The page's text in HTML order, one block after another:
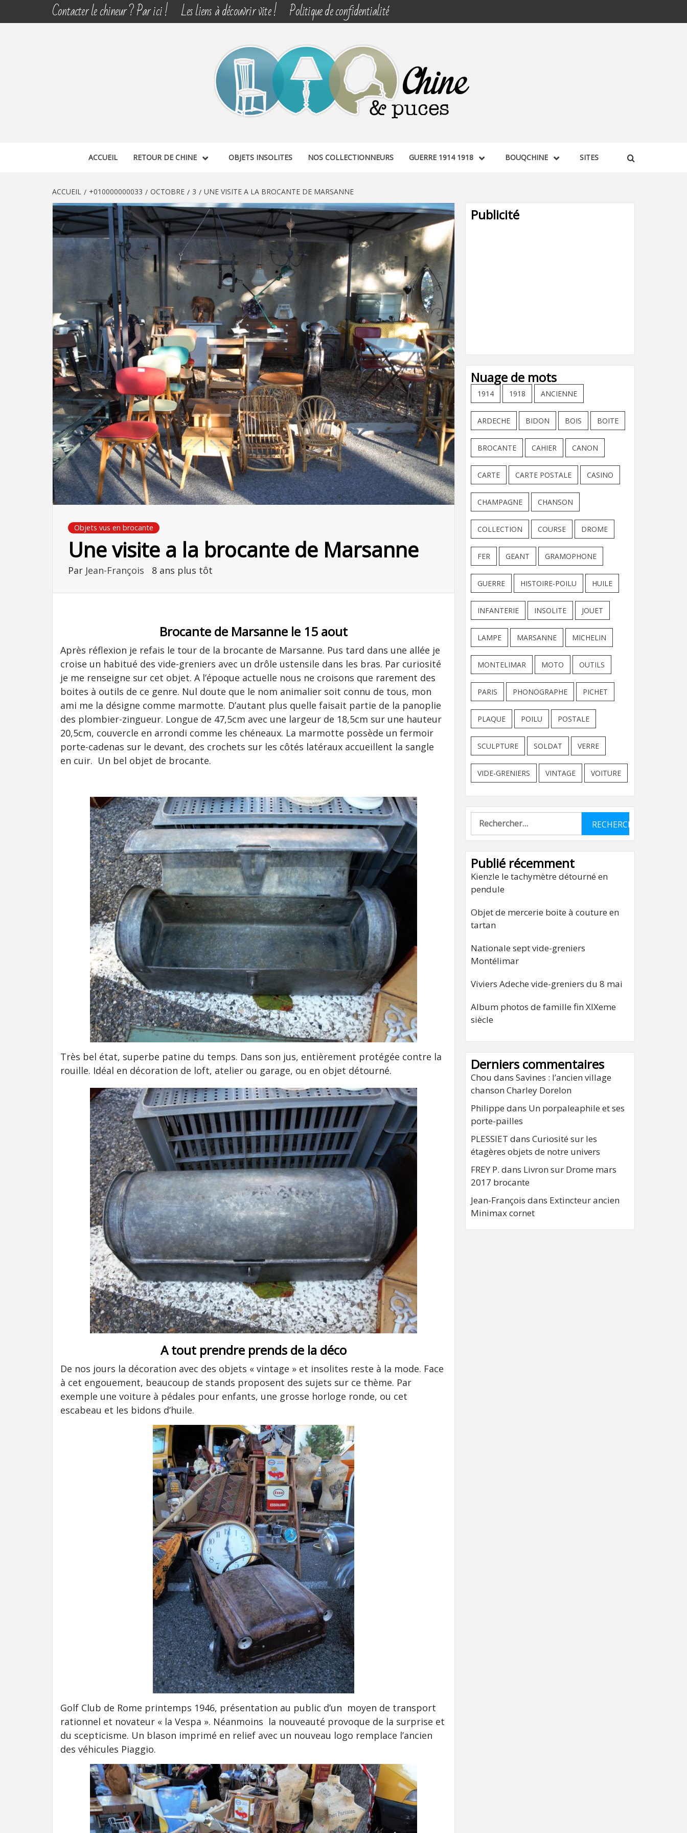
Contacter le chineur ? Par ici ! Les liens à découvrir vite ! Politique de confidentialité
CHINE & PUCES
ACCUEIL RETOUR DE CHINE OBJETS INSOLITES NOS COLLECTIONNEURS GUERRE 1914 1918 BOUQCHINE SITES
ACCUEIL +010000000033 OCTOBRE 3 UNE VISITE A LA BROCANTE DE MARSANNE
Objets vus en brocante
Une visite a la brocante de Marsanne
Par Jean-François 8 ans plus tôt
Brocante de Marsanne le 15 aout
Après réflexion je refais le tour de la brocante de Marsanne. Pus tard dans une allée je
croise un habitué des vide-greniers avec un drôle ustensile dans les bras. Par curiosité
je me renseigne sur cet objet. A l’époque actuelle nous ne croisons que rarement des
boites à outils de ce genre. Nul doute que le nom animalier soit connu de tous, mon
ami me la désigne comme marmotte. D’autant plus quelle faisait partie de la panoplie
des plombier-zingueur. Longue de 47,5cm avec une largeur de 18,5cm sur une hauteur
20,5cm, couvercle en arrondi comme les chéneaux. La marmotte possède un fermoir
porte-cadenas sur le devant, des crochets sur les côtés latéraux accueillent la sangle
en cuir. Un bel objet de brocante.
Très bel état, superbe patine du temps. Dans son jus, entièrement protégée contre la
rouille. Idéal en décoration de loft, atelier ou garage, ou en objet détourné.
A tout prendre prends de la déco
De nos jours la décoration avec des objets « vintage » et insolites reste à la mode. Face
à cet engouement, beaucoup de stands proposent des sujets sur ce thème. Par
exemple une voiture à pédales pour enfants, une grosse horloge ronde, ou cet
escabeau et les bidons d’huile.
Golf Club de Rome printemps 1946, présentation au public d’un moyen de transport
rationnel et novateur « la Vespa ». Néanmoins la nouveauté provoque de la surprise et
du scepticisme. Un blason imprimé en relief avec un nouveau logo remplace l’ancien
des véhicules Piaggio.
Publicité
Nuage de mots
1914 1918 ANCIENNE
ARDECHE BIDON BOIS BOITE
BROCANTE CAHIER CANON
CARTE CARTE POSTALE CASINO
CHAMPAGNE CHANSON
COLLECTION COURSE DROME
FER GEANT GRAMOPHONE
GUERRE HISTOIRE-POILU HUILE
INFANTERIE INSOLITE JOUET
LAMPE MARSANNE MICHELIN
MONTELIMAR MOTO OUTILS
PARIS PHONOGRAPHE PICHET
PLAQUE POILU POSTALE
SCULPTURE SOLDAT VERRE
VIDE-GRENIERS VINTAGE VOITURE
Rechercher :
Publié récemment
Kienzle le tachymètre détourné en
pendule
Objet de mercerie boite à couture en
tartan
Nationale sept vide-greniers
Montélimar
Viviers Adeche vide-greniers du 8 mai
Album photos de famille fin XIXeme
siècle
Derniers commentaires
Chou dans Savines : l’ancien village
chanson Charley Dorelon
Philippe dans Un porpaleaphile et ses
porte-pailles
PLESSIET dans Curiosité sur les
étagères objets de notre univers
FREY P. dans Livron sur Drome mars
2017 brocante
Jean-François dans Extincteur ancien
Minimax cornet